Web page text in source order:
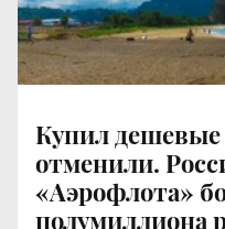
Купил
отменили.
«Аэрофлота»
полумиллиона